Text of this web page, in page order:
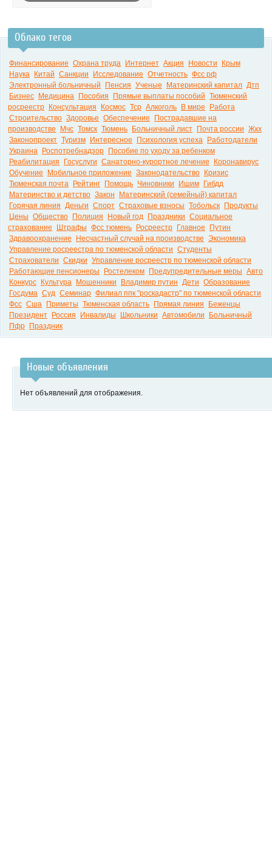
Облако тегов
Финансирование Охрана труда Интернет Акция Новости
Крым
Наука
Китай Санкции Исследование Отчетность Фсс рф
Электронный больничный
Пенсия Ученые Материнский капитал Дтп
Бизнес
Медицина Пособия Прямые выплаты пособий Тюменский
росреестр
Консультация Космос Тср Алкоголь В мире
Работа
Строительство Здоровье Обеспечение
Пострадавшие на
производстве
Мчс Томск Тюмень Больничный лист Почта россии Жкх
Законопроект Туризм Интересное Психология успеха
Работодатели
Украина
Роспотребнадзор
Пособие по уходу за ребенком
Реабилитация
Госуслуги Санаторно-курортное лечение
Коронавирус
Обучение
Мобильное приложение Законодательство
Кризис
Тюменская почта
Рейтинг Помощь Чиновники Ишим
Гибдд
Материнство и детство Закон
Материнский (семейный) капитал
Горячая линия Деньги Спорт Страховые взносы Тобольск
Продукты
Цены Общество Полиция Новый год Праздники Социальное
страхование
Штрафы Фсс тюмень Росреестр Главное
Путин
Здравоохранение
Несчастный случай на производстве Экономика
Управление росреестра по тюменской области Студенты
Страхователи Скидки Управление росреестр по тюменской области
Работающие пенсионеры
Ростелеком Предупредительные меры Авто
Конкурс
Культура Мошенники Владимир путин Дети Образование
Госдума Суд Семинар Филиал ппк "роскадастр" по тюменской области
Фсс Сша Приметы Тюменская область Прямая линия
Беженцы
Президент
Россия Инвалиды Школьники Автомобили
Больничный
Пфр
Праздник
Новые объявления
Нет объявлений для отображения.